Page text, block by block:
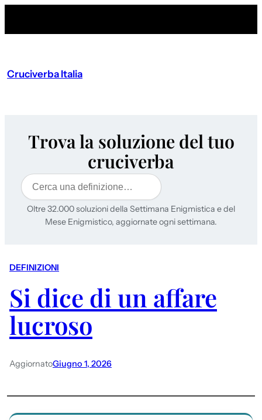
Cruciverba Italia
Trova la soluzione del tuo
cruciverba
Cerca
Oltre 32.000 soluzioni della Settimana Enigmistica e del
Mese Enigmistico, aggiornate ogni settimana.
DEFINIZIONI
Si dice di un affare
lucroso
AggiornatoGiugno 1, 2026